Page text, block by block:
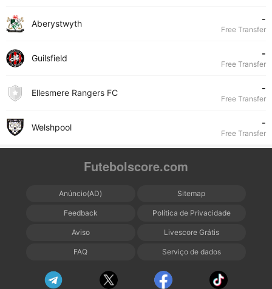
Aberystwyth -
Free Transfer
Guilsfield -
Free Transfer
Ellesmere Rangers FC -
Free Transfer
Welshpool -
Free Transfer
Futebolscore.com
Anúncio(AD) Sitemap
Feedback Política de Privacidade
Aviso Livescore Grátis
FAQ Serviço de dados